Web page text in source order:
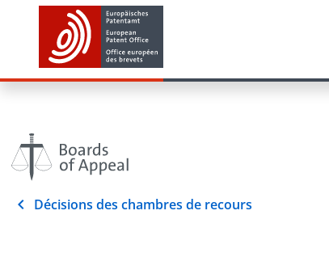
Décisions des chambres de recours